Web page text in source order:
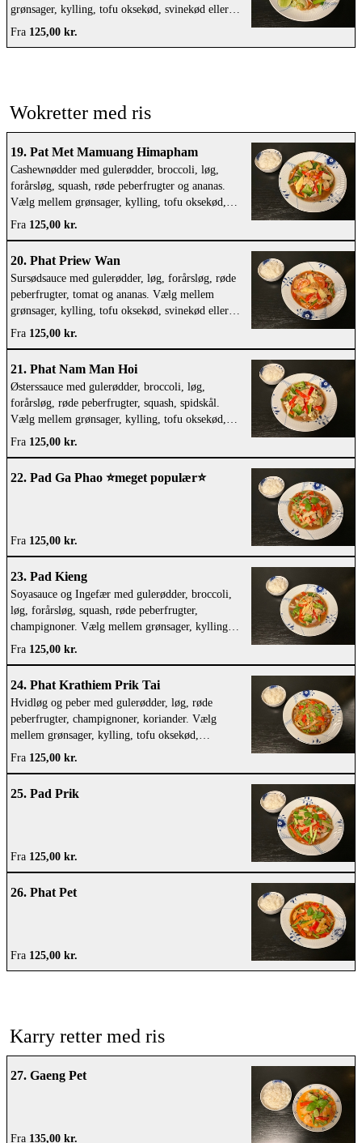
grønsager, kylling, tofu oksekød, svinekød eller
rejer
Fra 125,00 kr.
Wokretter med ris
19. Pat Met Mamuang Himapham
Cashewnødder med gulerødder, broccoli, løg,
forårsløg, squash, røde peberfrugter og ananas.
Vælg mellem grønsager, kylling, tofu oksekød,
svinekød eller rejer
Fra 125,00 kr.
20. Phat Priew Wan
Sursødsauce med gulerødder, løg, forårsløg, røde
peberfrugter, tomat og ananas. Vælg mellem
grønsager, kylling, tofu oksekød, svinekød eller
rejer
Fra 125,00 kr.
21. Phat Nam Man Hoi
Østerssauce med gulerødder, broccoli, løg,
forårsløg, røde peberfrugter, squash, spidskål.
Vælg mellem grønsager, kylling, tofu oksekød,
svinekød eller rejer
Fra 125,00 kr.
22. Pad Ga Phao ⭐️meget populær⭐️
Fra 125,00 kr.
23. Pad Kieng
Soyasauce og Ingefær med gulerødder, broccoli,
løg, forårsløg, squash, røde peberfrugter,
champignoner. Vælg mellem grønsager, kylling,
tofu oksekød, svinekød eller rejer
Fra 125,00 kr.
24. Phat Krathiem Prik Tai
Hvidløg og peber med gulerødder, løg, røde
peberfrugter, champignoner, koriander. Vælg
mellem grønsager, kylling, tofu oksekød,
svinekød eller rejer
Fra 125,00 kr.
25. Pad Prik
Fra 125,00 kr.
26. Phat Pet
Fra 125,00 kr.
Karry retter med ris
27. Gaeng Pet
Fra 135,00 kr.